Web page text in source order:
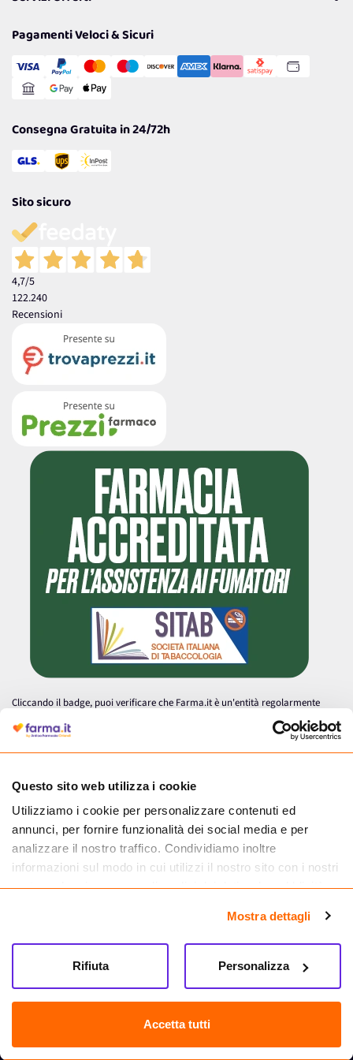
Questo sito web utilizza i cookie
Utilizziamo i cookie per personalizzare contenuti ed
annunci, per fornire funzionalità dei social media e per
analizzare il nostro traffico. Condividiamo inoltre
informazioni sul modo in cui utilizzi il nostro sito con i nostri
partner che si occupano di analisi dei dati web, pubblicità e
informazioni che hai fornito loro o che hanno raccolto dal
tuo utilizzo dei loro servizi.
Mostra dettagli
Accetta tutti
Personalizza
Rifiuta
Cookie Policy
Gestisci Cookie
Reso Facile e Veloce
Pagamenti Veloci & Sicuri
Consegna Gratuita in 24/72h
Sito sicuro
4,7/5
122.240
Recensioni
Cliccando il badge, puoi verificare che Farma.it è un'entità regolarmente
autorizzata dal Ministero della Salute a effettuare la vendita online di
medicinali.
Farma.it S.a.s. P. IVA 07417261216 REA: NA-884088
CREDITS
Sede legale Via delle Repubbliche Marinare 128, 80147 Napoli